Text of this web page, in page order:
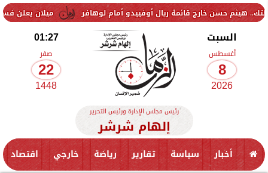
ميلان يعلن فسخ عقد إسماعيل قائمة ريال أوفييدو أمام لوهافر
السبت
أغسطس
8
2026
01:27
صفر
22
1448
رئيس مجلس الإدارة ورئيس التحرير
إلهام شرشر
أخبار سياسة تقارير رياضة خارجي اقتصاد